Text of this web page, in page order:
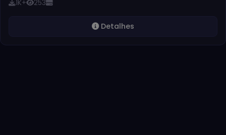
1K+ 253
Detalhes